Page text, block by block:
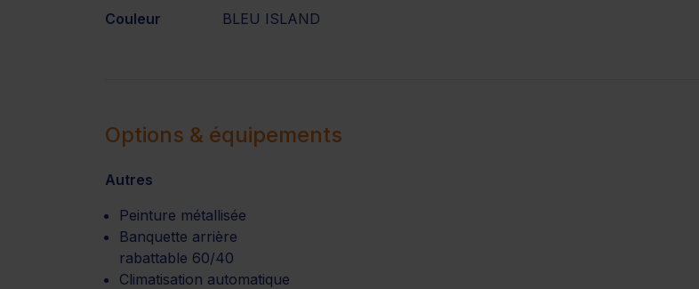
Couleur BLEU ISLAND
Options & équipements
Autres
Peinture métallisée
Banquette arrière
rabattable 60/40
Climatisation automatique